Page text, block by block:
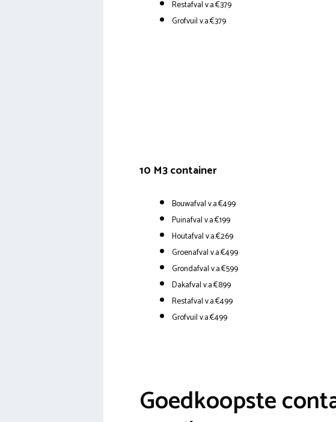
Restafval v.a.€379
Grofvuil v.a.€379
10 M3 container
Bouwafval v.a.€499
Puinafval v.a.€199
Houtafval v.a.€269
Groenafval v.a.€499
Grondafval v.a.€599
Dakafval v.a.€899
Restafval v.a.€499
Grofvuil v.a.€499
Goedkoopste